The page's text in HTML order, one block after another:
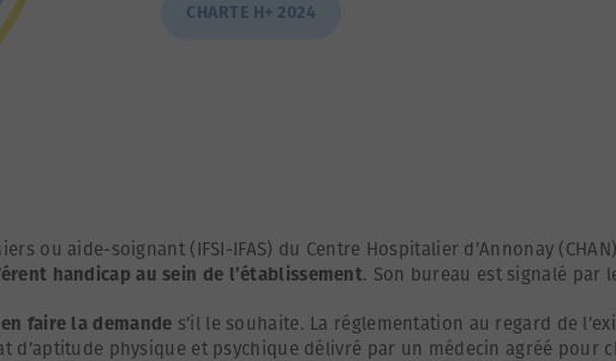
CHARTE H+ 2024
ou aide-soignant (IFSI-IFAS) du Centre Hospitalier d’Annonay
handicap au sein de l’établissement. Son bureau est signalé par
faire la demande s’il le souhaite. La réglementation au regard de
d’aptitude physique et psychique délivré par un médecin agréé pour